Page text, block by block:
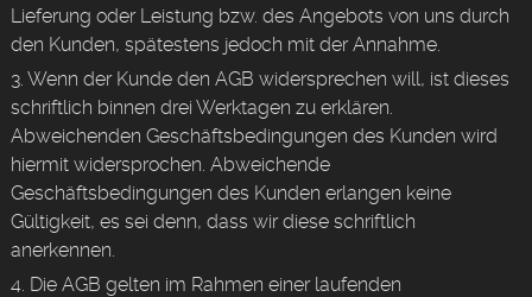
Lieferung oder Leistung bzw. des Angebots von uns durch
den Kunden, spätestens jedoch mit der Annahme.
3. Wenn der Kunde den AGB widersprechen will, ist dieses
schriftlich binnen drei Werktagen zu erklären.
Abweichenden Geschäftsbedingungen des Kunden wird
hiermit widersprochen. Abweichende
Geschäftsbedingungen des Kunden erlangen keine
Gültigkeit, es sei denn, dass wir diese schriftlich
anerkennen.
4. Die AGB gelten im Rahmen einer laufenden